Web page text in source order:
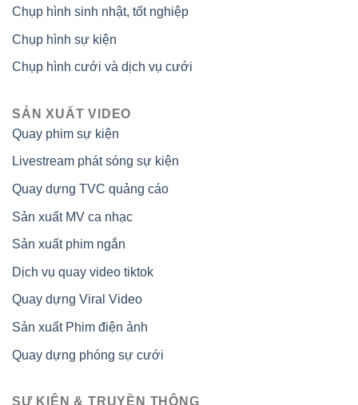
Chụp hình sinh nhật, tốt nghiệp
Chụp hình sự kiện
Chụp hình cưới và dịch vụ cưới
SẢN XUẤT VIDEO
Quay phim sự kiện
Livestream phát sóng sự kiện
Quay dựng TVC quảng cáo
Sản xuất MV ca nhạc
Sản xuất phim ngắn
Dịch vụ quay video tiktok
Quay dựng Viral Video
Sản xuất Phim điện ảnh
Quay dựng phóng sự cưới
SỰ KIỆN & TRUYỀN THÔNG